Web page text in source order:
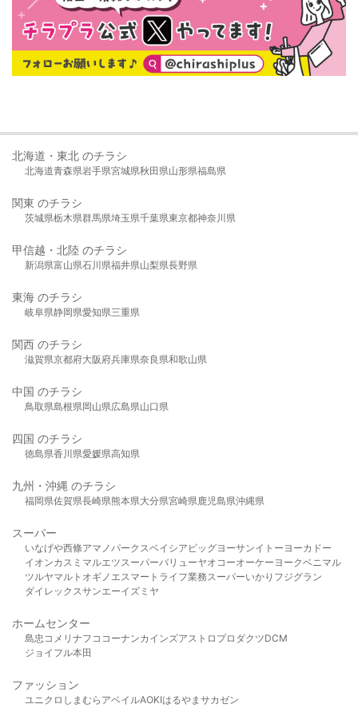
北海道・東北 のチラシ
北海道青森県岩手県宮城県秋田県山形県福島県
関東 のチラシ
茨城県栃木県群馬県埼玉県千葉県東京都神奈川県
甲信越・北陸 のチラシ
新潟県富山県石川県福井県山梨県長野県
東海 のチラシ
岐阜県静岡県愛知県三重県
関西 のチラシ
滋賀県京都府大阪府兵庫県奈良県和歌山県
中国 のチラシ
鳥取県島根県岡山県広島県山口県
四国 のチラシ
徳島県香川県愛媛県高知県
九州・沖縄 のチラシ
福岡県佐賀県長崎県熊本県大分県宮崎県鹿児島県沖縄県
スーパー
いなげや西條アマノパークスベイシア ビッグヨーサンイトーヨーカドー
イオンカスミ マルエツスーパーバリューヤオコーオーケー ヨークベニマル
ツルヤマルト オギノ エスマート ライフ業務スーパーいかり フジグラン
ダイレックスサンエーイズミヤ
ホームセンター
島忠 コメリ ナフコ コーナンカインズアストロプロダクツDCM
ジョイフル本田
ファッション
ユニクロ しまむら アベイルAOKIはるやま サカゼン